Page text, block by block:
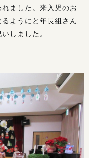
ました。来入児のお
ようにと年長組さん
しました。